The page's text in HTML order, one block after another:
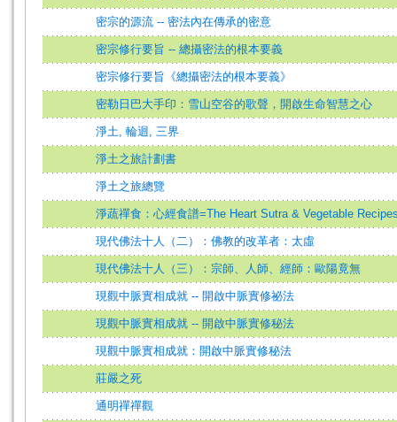
密宗的源流 -- 密法內在傳承的密意
密宗修行要旨 -- 總攝密法的根本要義
密宗修行要旨《總攝密法的根本要義》
密勒日巴大手印：雪山空谷的歌聲，開啟生命智慧之心
淨土, 輪迴, 三界
淨土之旅計劃書
淨土之旅總覽
淨蔬禪食：心經食譜=The Heart Sutra & Vegetable
現代佛法十人（二）：佛教的改革者：太虛
現代佛法十人（三）：宗師、人師、經師：歐陽竟無
現觀中脈實相成就 -- 開啟中脈實修祕法
現觀中脈實相成就 -- 開啟中脈實修秘法
現觀中脈實相成就：開啟中脈實修秘法
莊嚴之死
通明禪禪觀